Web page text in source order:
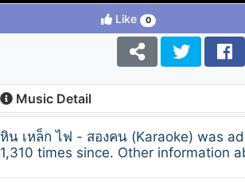
Like 0
Music Detail
หิน เหล็ก ไฟ - สองคน (Karaoke) was
1,310 times since. Other information